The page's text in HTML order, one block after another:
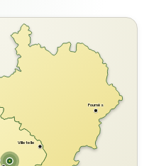
Fournès
Villetelle